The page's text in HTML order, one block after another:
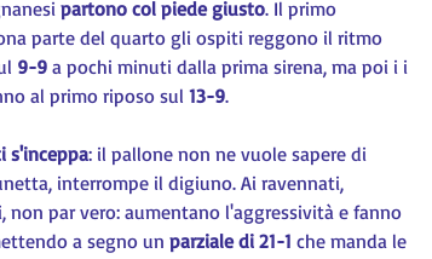
partono col piede giusto. Il primo
parte del quarto gli ospiti reggono il ritmo
9-9 a pochi minuti dalla prima sirena, ma poi i i
al primo riposo sul 13-9.
s'inceppa: il pallone non ne vuole sapere di
interrompe il digiuno. Ai ravennati,
par vero: aumentano l'aggressività e fanno
a segno un parziale di 21-1 che manda le